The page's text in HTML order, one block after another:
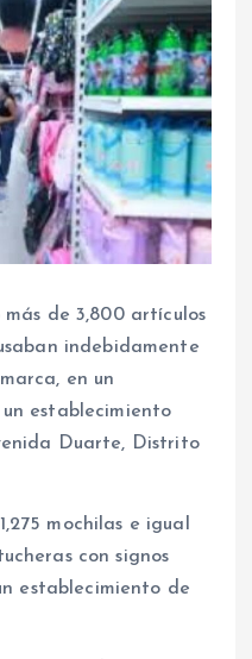
de 3,800 artículos
indebidamente
en un
establecimiento
Duarte, Distrito
mochilas e igual
con signos
establecimiento de